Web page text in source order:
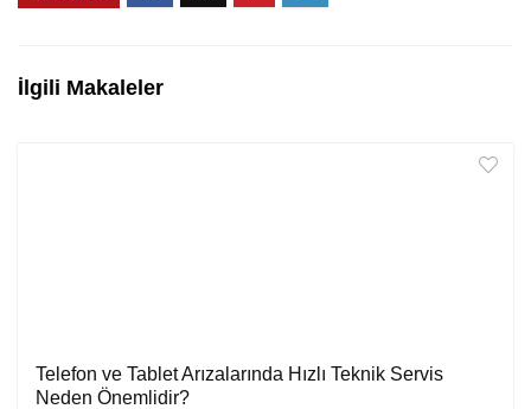
İlgili Makaleler
Telefon ve Tablet Arızalarında Hızlı Teknik Servis
Neden Önemlidir?